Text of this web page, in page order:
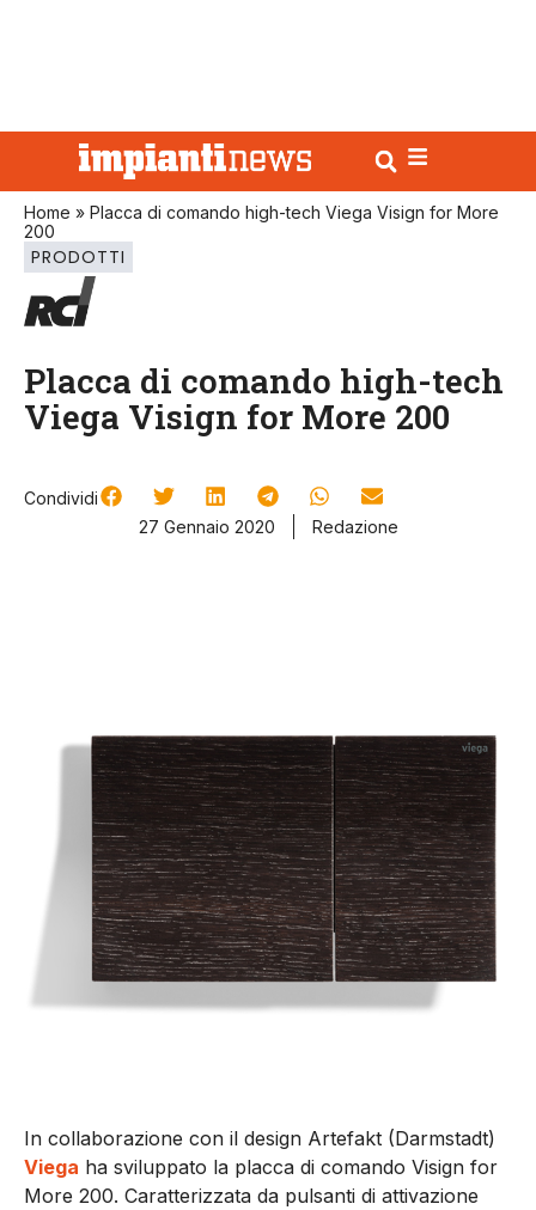
Home » Placca di comando high-tech Viega Visign for More
200
PRODOTTI
Placca di comando high-tech
Viega Visign for More 200
Condividi
27 Gennaio 2020
Redazione
In collaborazione con il design Artefakt (Darmstadt)
Viega ha sviluppato la placca di comando Visign for
More 200. Caratterizzata da pulsanti di attivazione